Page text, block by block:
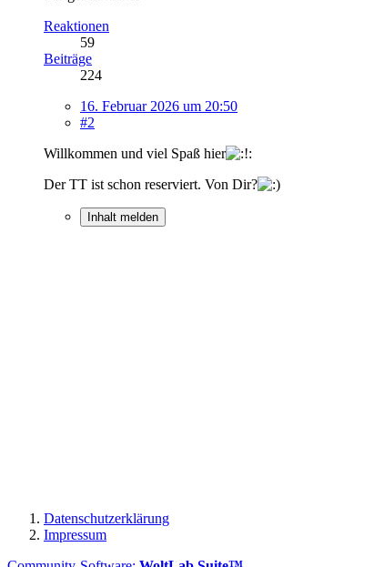
Reaktionen
59
Beiträge
224
16. Februar 2026 um 20:50
#2
Willkommen und viel Spaß hier
Der TT ist schon reserviert. Von Dir?
Inhalt melden
Datenschutzerklärung
Impressum